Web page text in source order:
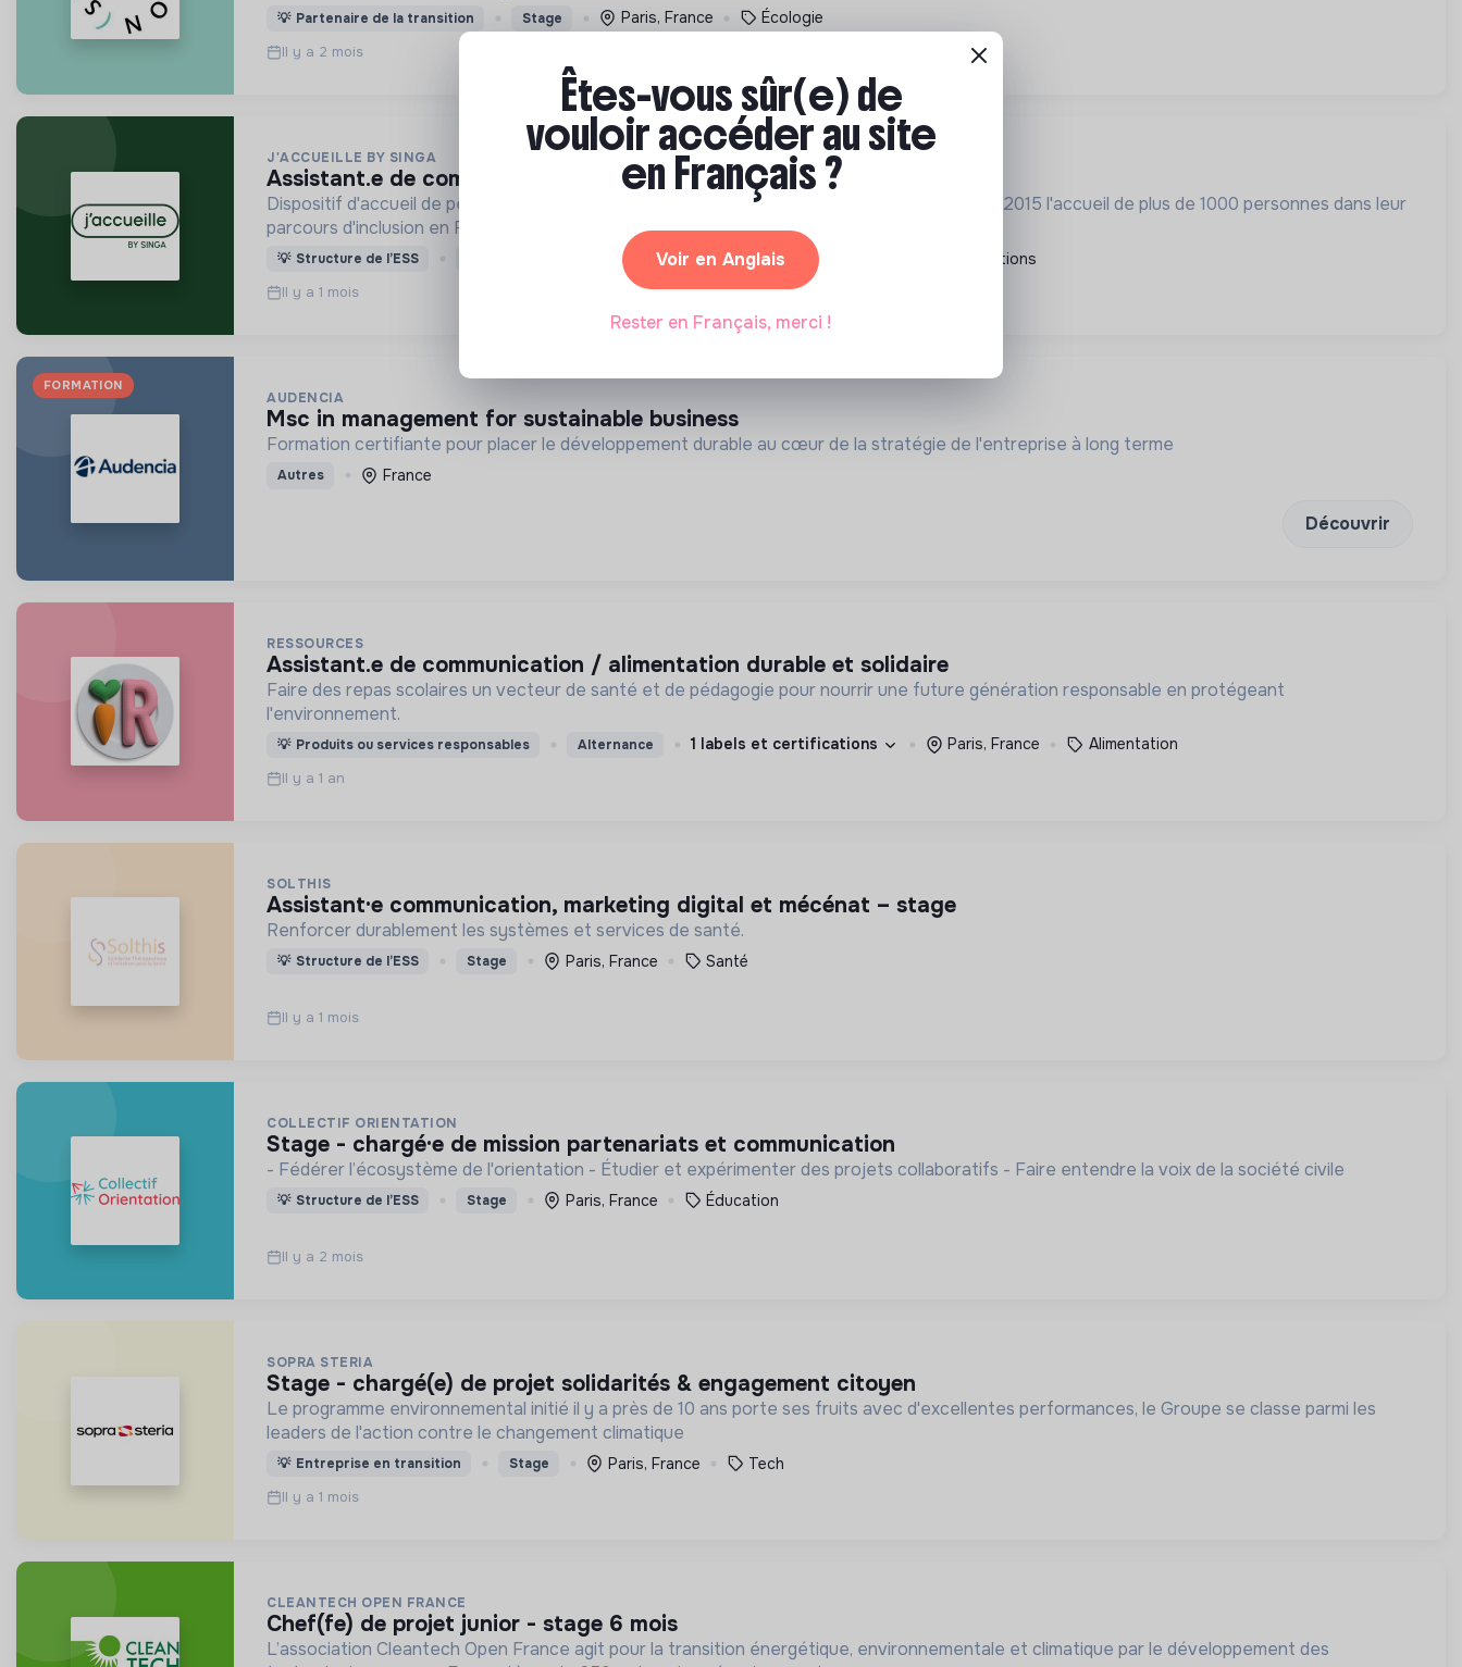
💡 Partenaire de la transition Stage Paris, France Écologie
Il y a 2 mois
J'ACCUEILLE BY SINGA
assistant.e de communication
Dispositif d'accueil de personnes réfugiées chez les particuliers, J'accueille a permis depuis 2015 l'accueil de plus de 1000 personnes dans leur
parcours d'inclusion en France.
💡 Structure de l’ESS 1 labels et certifications Paris, France Associations
Il y a 1 mois
FORMATION
AUDENCIA
msc in management for sustainable business
Formation certifiante pour placer le développement durable au cœur de la stratégie de l'entreprise à long terme
Autres France
Découvrir
RESSOURCES
assistant.e de communication / alimentation durable et solidaire
Faire des repas scolaires un vecteur de santé et de pédagogie pour nourrir une future génération responsable en protégeant
l'environnement.
💡 Produits ou services responsables Alternance 1 labels et certifications Paris, France Alimentation
Il y a 1 an
SOLTHIS
assistant·e communication, marketing digital et mécénat – stage
Renforcer durablement les systèmes et services de santé.
💡 Structure de l’ESS Stage Paris, France Santé
Il y a 1 mois
COLLECTIF ORIENTATION
stage - chargé·e de mission partenariats et communication
- Fédérer l’écosystème de l'orientation - Étudier et expérimenter des projets collaboratifs - Faire entendre la voix de la société civile
💡 Structure de l’ESS Stage Paris, France Éducation
Il y a 2 mois
SOPRA STERIA
stage - chargé(e) de projet solidarités & engagement citoyen
Le programme environnemental initié il y a près de 10 ans porte ses fruits avec d'excellentes performances, le Groupe se classe parmi les
leaders de l'action contre le changement climatique
💡 Entreprise en transition Stage Paris, France Tech
Il y a 1 mois
CLEANTECH OPEN FRANCE
chef(fe) de projet junior - stage 6 mois
L’association Cleantech Open France agit pour la transition énergétique, environnementale et climatique par le développement des
Êtes-vous sûr(e) de
vouloir accéder au site
en Français ?
Voir en Anglais
Rester en Français, merci !